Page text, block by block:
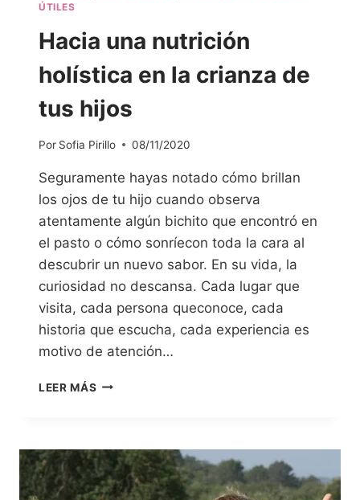
ÚTILES
Hacia una nutrición
holística en la crianza de
tus hijos
Por Sofia Pirillo 08/11/2020
Seguramente hayas notado cómo brillan
los ojos de tu hijo cuando observa
atentamente algún bichito que encontró en
el pasto o cómo sonríecon toda la cara al
descubrir un nuevo sabor. En su vida, la
curiosidad no descansa. Cada lugar que
visita, cada persona queconoce, cada
historia que escucha, cada experiencia es
motivo de atención…
LEER MÁS